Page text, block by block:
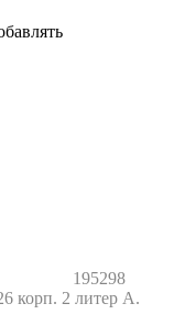
195298
корп. 2 литер А.